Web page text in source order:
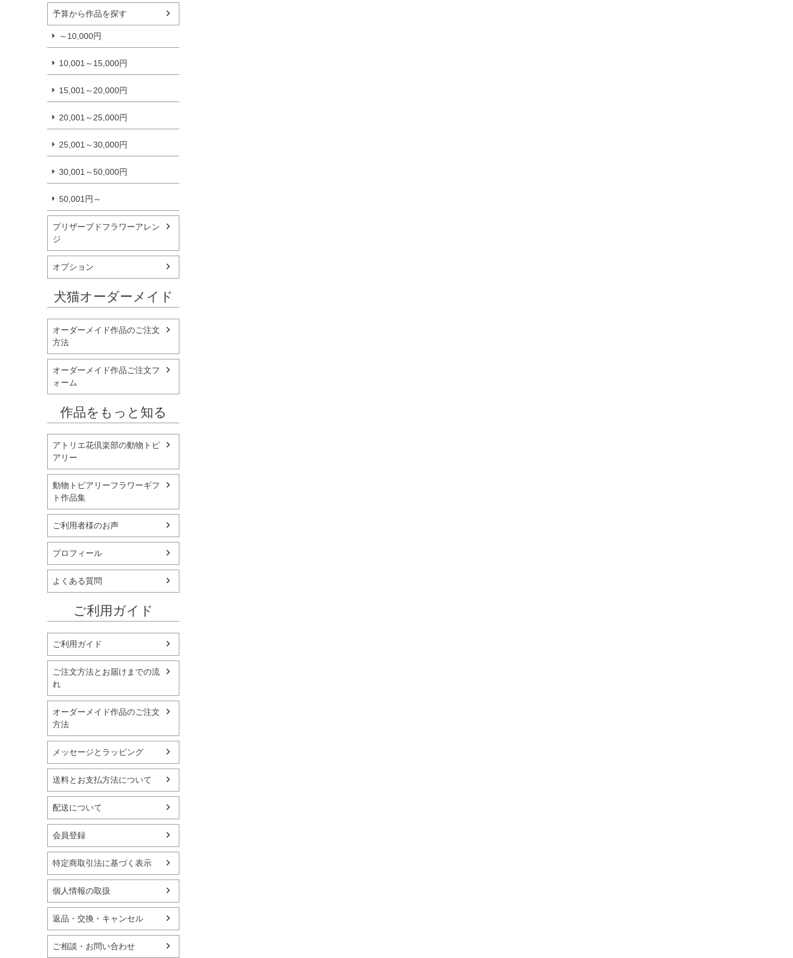
予算から作品を探す
～10,000円
10,001～15,000円
15,001～20,000円
20,001～25,000円
25,001～30,000円
30,001～50,000円
50,001円～
プリザーブドフラワーアレン
ジ
オプション
犬猫オーダーメイド
オーダーメイド作品のご注文
方法
オーダーメイド作品ご注文フ
ォーム
作品をもっと知る
アトリエ花倶楽部の動物トピ
アリー
動物トピアリーフラワーギフ
ト作品集
ご利用者様のお声
プロフィール
よくある質問
ご利用ガイド
ご利用ガイド
ご注文方法とお届けまでの流
れ
オーダーメイド作品のご注文
方法
メッセージとラッピング
送料とお支払方法について
配送について
会員登録
特定商取引法に基づく表示
個人情報の取扱
返品・交換・キャンセル
ご相談・お問い合わせ